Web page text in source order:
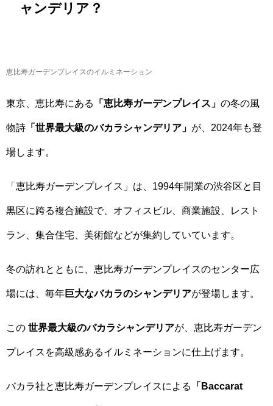
ャンデリア？
恵比寿ガーデンプレイスのイルミネーション
東京、恵比寿にある 「恵比寿ガーデンプレイス」 の冬の風
物詩 「世界最大級のバカラシャンデリア」 が、2024年も登
場します。
「恵比寿ガーデンプレイス」は、1994年開業の渋谷区と目
黒区に跨る複合施設で、オフィスビル、商業施設、レスト
ラン、集合住宅、美術館などが集約していています。
冬の訪れとともに、恵比寿ガーデンプレイスのセンター広
場には、毎年巨大なバカラのシャンデリアが登場します。
この 世界最大級のバカラシャンデリアが、恵比寿ガーデン
プレイスを高級感あるイルミネーションに仕上げます。
バカラ社と恵比寿ガーデンプレイスによる 「Baccarat